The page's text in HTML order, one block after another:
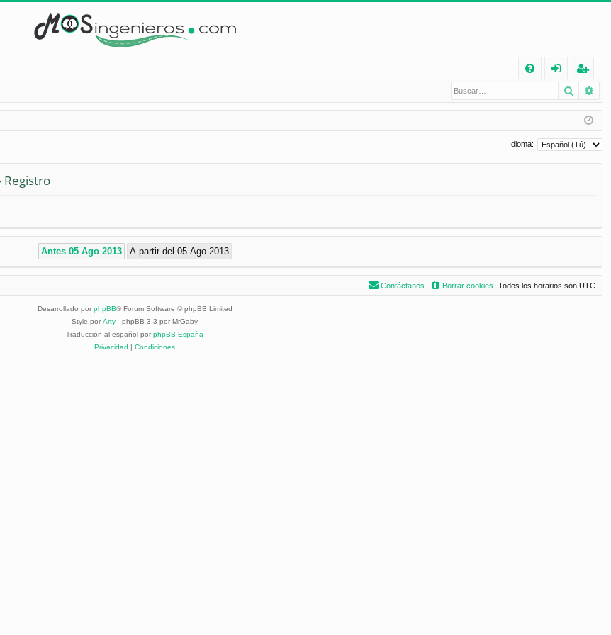
Q
nt
ifi
eg
ist
ra
Buscar
Idioma:
Registro
Todos los horarios son UTC
Borrar cookies
Contáctanos
Desarrollado por phpBB® Forum Software © phpBB Limited
Style por Arty - phpBB 3.3 por MrGaby
Traducción al español por phpBB España
Privacidad | Condiciones